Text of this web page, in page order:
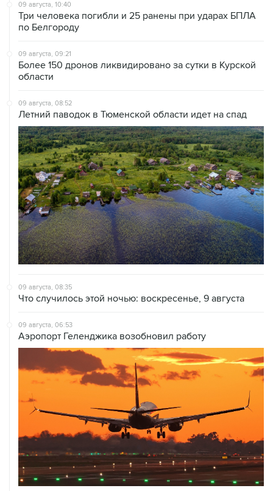
09 августа, 10:40
Три человека погибли и 25 ранены при ударах БПЛА
по Белгороду
09 августа, 09:21
Более 150 дронов ликвидировано за сутки в Курской
области
09 августа, 08:52
Летний паводок в Тюменской области идет на спад
09 августа, 08:35
Что случилось этой ночью: воскресенье, 9 августа
09 августа, 06:53
Аэропорт Геленджика возобновил работу